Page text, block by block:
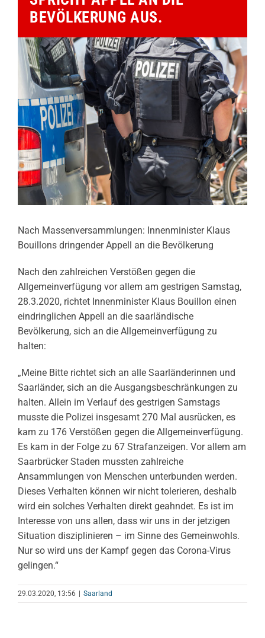
BEVÖLKERUNG AUS.
Nach Massenversammlungen: Innenminister Klaus
Bouillons dringender Appell an die Bevölkerung
Nach den zahlreichen Verstößen gegen die
Allgemeinverfügung vor allem am gestrigen Samstag,
28.3.2020, richtet Innenminister Klaus Bouillon einen
eindringlichen Appell an die saarländische
Bevölkerung, sich an die Allgemeinverfügung zu
halten:
„Meine Bitte richtet sich an alle Saarländerinnen und
Saarländer, sich an die Ausgangsbeschränkungen zu
halten. Allein im Verlauf des gestrigen Samstags
musste die Polizei insgesamt 270 Mal ausrücken, es
kam zu 176 Verstößen gegen die Allgemeinverfügung.
Es kam in der Folge zu 67 Strafanzeigen. Vor allem am
Saarbrücker Staden mussten zahlreiche
Ansammlungen von Menschen unterbunden werden.
Dieses Verhalten können wir nicht tolerieren, deshalb
wird ein solches Verhalten direkt geahndet. Es ist im
Interesse von uns allen, dass wir uns in der jetzigen
Situation disziplinieren – im Sinne des Gemeinwohls.
Nur so wird uns der Kampf gegen das Corona-Virus
gelingen.“
29.03.2020, 13:56 Saarland